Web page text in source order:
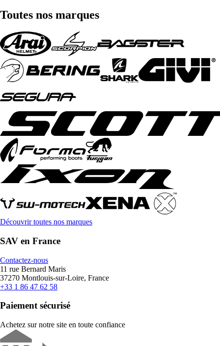
Toutes nos marques
Découvrir toutes nos marques
SAV en France
Contactez-nous
11 rue Bernard Maris
37270 Montlouis-sur-Loire, France
+33 1 86 47 62 58
Paiement sécurisé
Achetez sur notre site en toute confiance